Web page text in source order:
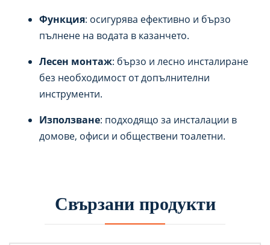
Функция: осигурява ефективно и бързо
пълнене на водата в казанчето.
Лесен монтаж: бързо и лесно инсталиране
без необходимост от допълнителни
инструменти.
Използване: подходящо за инсталации в
домове, офиси и обществени тоалетни.
Свързани продукти